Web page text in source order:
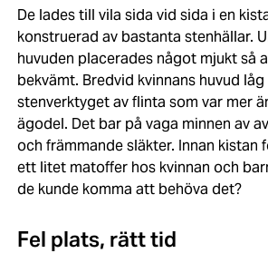
De lades till vila sida vid sida i en
konstruerad av bastanta stenhällar.
huvuden placerades något mjukt så
bekvämt. Bredvid kvinnans huvud
stenverktyget av flinta som var mer
ägodel. Det bar på vaga minnen av
och främmande släkter. Innan kistan
ett litet matoffer hos kvinnan och
de kunde komma att behöva det?
Fel plats, rätt tid